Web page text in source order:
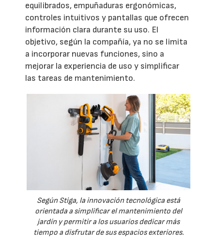
equilibrados, empuñaduras ergonómicas,
controles intuitivos y pantallas que ofrecen
información clara durante su uso. El
objetivo, según la compañía, ya no se limita
a incorporar nuevas funciones, sino a
mejorar la experiencia de uso y simplificar
las tareas de mantenimiento.
Según Stiga, la innovación tecnológica está
orientada a simplificar el mantenimiento del
jardín y permitir a los usuarios dedicar más
tiempo a disfrutar de sus espacios exteriores.